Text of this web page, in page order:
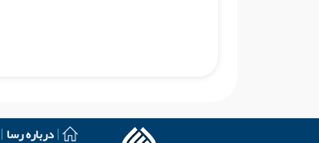
درباره رسا